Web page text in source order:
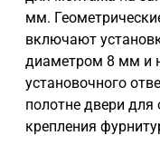
мм.
включают
диаметром 8 мм и
установочного
полотне двери для
крепления